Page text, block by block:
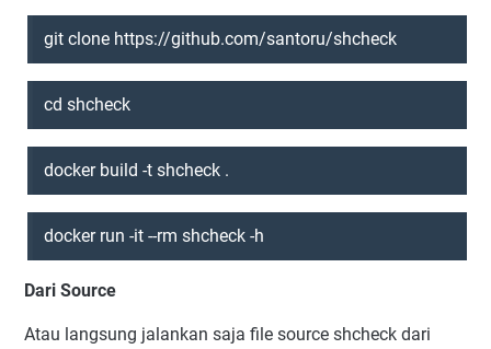
git clone https://github.com/santoru/shcheck
cd shcheck
docker build -t shcheck .
docker run -it --rm shcheck -h
Dari Source
Atau langsung jalankan saja file source shcheck dari